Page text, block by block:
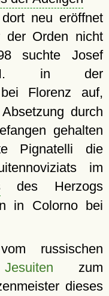
neu eröffnet
der Orden nicht
suchte Josef
in der
Florenz auf,
durch
gehalten
Pignatelli die
im
des Herzogs
in Colorno bei
russischen
Jesuiten zum
dieses